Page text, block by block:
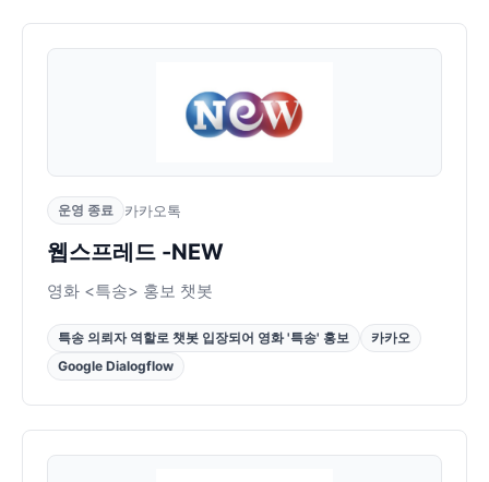
운영 종료 카카오톡
웹스프레드 -NEW
영화 <특송> 홍보 챗봇
특송 의뢰자 역할로 챗봇 입장되어 영화 '특송' 홍보
카카오
Google Dialogflow